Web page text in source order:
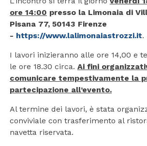
ore 14:00 presso la Limonaia di
Pisana 77, 50143 Firenze
- https://www.lalimonaiastrozzi.it.
I lavori inizieranno alle ore 14,00 e
le ore 18.30 circa. Ai fini
comunicare tempestivamente la
partecipazione all’evento.
Al termine dei lavori, è stata
conviviale con trasferimento al
navetta riservata.